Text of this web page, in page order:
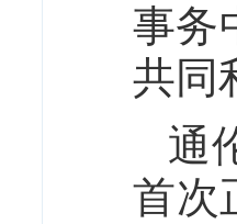
事务
共同
通
首次